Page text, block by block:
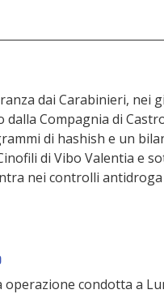
dai Carabinieri, nei
Compagnia di
di hashish e un
di Vibo Valentia e
nei controlli
condotta a